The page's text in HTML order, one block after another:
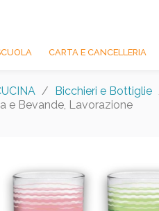
CARTA E CANCELLERIA
Bicchieri e Bottiglie
e Bevande, Lavorazione